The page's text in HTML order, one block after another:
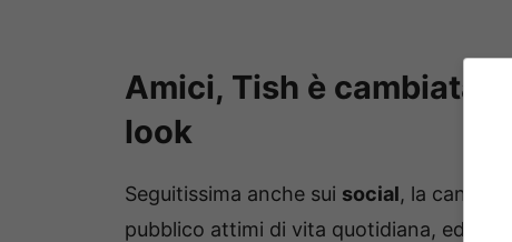
Amici, Tish è cambiata,
look
Seguitissima anche sui social, la
pubblico attimi di vita quotidiana, ed è